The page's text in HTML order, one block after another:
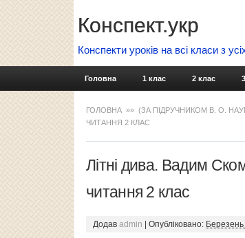
Конспект.укр
Конспекти уроків на всі класи з
Головна 1 клас 2 клас
ГОЛОВНА »» (ЗА ПІДРУЧНИКОМ В. О.
ЧИТАННЯ 2 КЛАС
Літні дива. Вадим
читання 2 клас
Додав admin Опубліковано: